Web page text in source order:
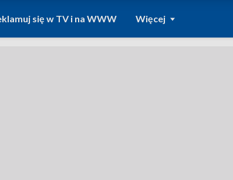
się w TV i na WWW Więcej